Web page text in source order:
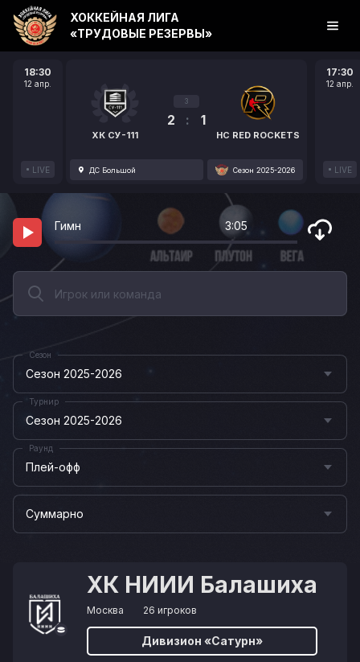
18:30
12 апр.
LIVE
ХК СУ-111
3
2 : 1
HC RED ROCKETS
ДС Большой Сезон 2025-2026
17:30
12 апр.
LIVE
ХОККЕЙНАЯ ЛИГА
«ТРУДОВЫЕ РЕЗЕРВЫ»
Гимн 3:05
Сезон 2025-2026
Сезон
Сезон 2025-2026
Турнир
Плей-офф
Раунд
Суммарно
ХК НИИИ Балашиха
Москва 26 игроков
Дивизион «Сатурн»